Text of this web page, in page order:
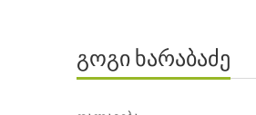
ავტორებიგოგი ხარაბაძე